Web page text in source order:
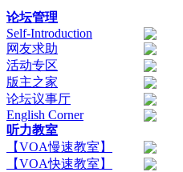
论坛管理
Self-Introduction
网友求助
活动专区
版主之家
论坛议事厅
English Corner
听力教室
【VOA慢速教室】
【VOA快速教室】